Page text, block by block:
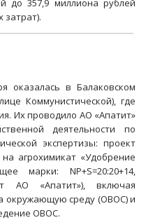
до 357,9 миллиона рублей
затрат).
оказалась в Балаковском
Коммунистической), где
Их проводило АО «Апатит»
деятельности по
экспертизы: проект
агрохимикат «Удобрение
марки: NP+S=20:20+14,
АО «Апатит»), включая
окружающую среду (ОВОС) и
ОВОС.